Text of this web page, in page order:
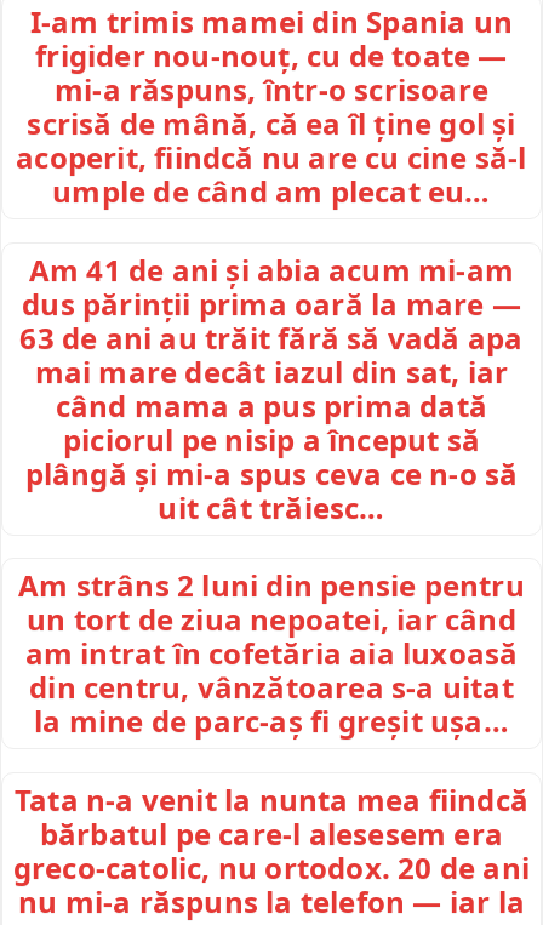
I-am trimis mamei din Spania un
frigider nou-nouț, cu de toate —
mi-a răspuns, într-o scrisoare
scrisă de mână, că ea îl ține gol și
acoperit, fiindcă nu are cu cine să-l
umple de când am plecat eu…
Am 41 de ani și abia acum mi-am
dus părinții prima oară la mare —
63 de ani au trăit fără să vadă apa
mai mare decât iazul din sat, iar
când mama a pus prima dată
piciorul pe nisip a început să
plângă și mi-a spus ceva ce n-o să
uit cât trăiesc…
Am strâns 2 luni din pensie pentru
un tort de ziua nepoatei, iar când
am intrat în cofetăria aia luxoasă
din centru, vânzătoarea s-a uitat
la mine de parc-aș fi greșit ușa…
Tata n-a venit la nunta mea fiindcă
bărbatul pe care-l alesesem era
greco-catolic, nu ortodox. 20 de ani
nu mi-a răspuns la telefon — iar la